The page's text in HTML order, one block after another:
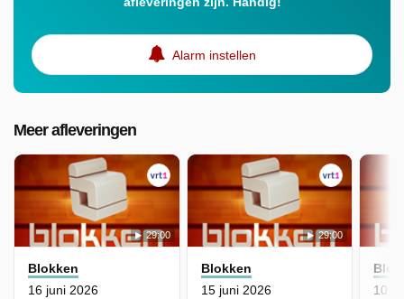
Alarm instellen
Meer afleveringen
29:00
Blokken
16 juni 2026
29:00
Blokken
15 juni 2026
10